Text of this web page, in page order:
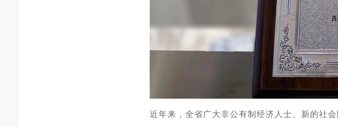
近年来，全省广大非公有制经济人士、新的社